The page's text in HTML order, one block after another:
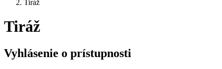
Tiráž
Tiráž
Vyhlásenie o prístupnosti